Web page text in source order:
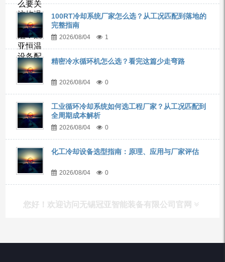
100RT冷却系统厂家怎么选？从工况匹配到落地的
完整指南
2026/08/04 1
精密冷水循环机怎么选？看完这篇少走弯路
2026/08/04 0
工业循环冷却系统如何选工程厂家？从工况匹配到
全周期成本解析
2026/08/04 0
化工冷却设备选型指南：原理、应用与厂家评估
2026/08/04 0
您好！欢迎访问无锡冠亚智能装备有限公司官网
产品列表